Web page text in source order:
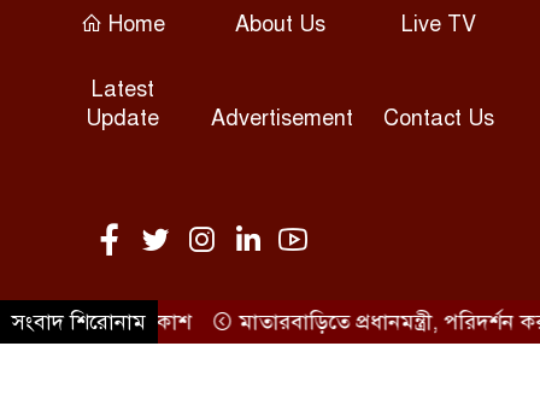
লাশের ৯ প্যাকেট উদ্ধার
Home About Us Live TV
Latest
Update
Advertisement Contact Us
©SATV 2026 All rights reserved
সংবাদ শিরোনাম
ফল প্রকাশ মাতারবাড়িতে প্রধানমন্ত্রী, পরিদর্শন